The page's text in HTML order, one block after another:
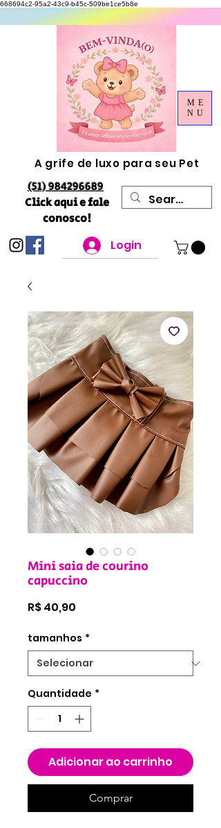
668694c2-95a2-43c9-b45c-509be1ce5b8e
A grife de luxo para seu Pet
(51) 984296689
Click aqui e fale
conosco!
Login
ME
NU
Mini saia de courino
capuccino
R$ 40,90
tamanhos *
Quantidade *
Adicionar ao carrinho
Comprar